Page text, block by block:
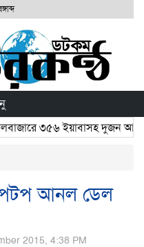
৩৫৬ ইয়াবাসহ দুজন আটক
আনল ডেল
2015, 4:38 PM